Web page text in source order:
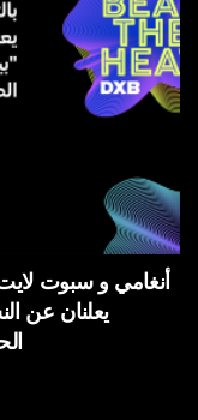
أنغامي و سبوت
يعلنان عن